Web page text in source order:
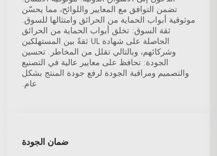
تضمن التوافق مع المعايير واللوائح، مما يحسّن
موثوقية أبواب الحماية من الحرائق وامتثالها للسوق.
ثقة السوق: تخلق أبواب الحماية من الحرائق
الحاصلة على شهادة UL ثقةً بين المستهلكين
وشركائهم، وبالتالي تقلل من المخاطر. تحسين
الجودة: تحافظ على معايير عالية في التصنيع
والتصميم ومراقبة الجودة لرفع جودة المنتج بشكل
عام.
ضمان الجودة